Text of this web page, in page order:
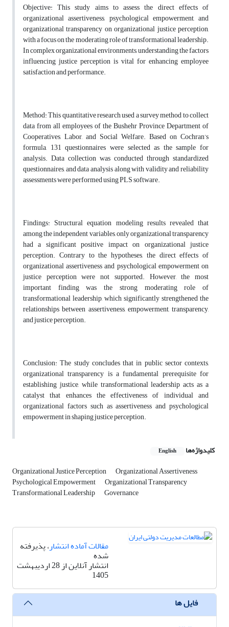
Objective: This study aims to assess the direct effects of
organizational assertiveness, psychological empowerment, and
organizational transparency on organizational justice perception,
with a focus on the moderating role of transformational leadership.
In complex organizational environments, understanding the factors
influencing justice perception is vital for enhancing employee
satisfaction and performance.
Method: This quantitative research used a survey method to collect
data from all employees of the Bushehr Province Department of
Cooperatives, Labor, and Social Welfare. Based on Cochran’s
formula, 131 questionnaires were selected as the sample for
analysis. Data collection was conducted through standardized
questionnaires, and data analysis along with validity and reliability
assessments were performed using PLS software.
Findings: Structural equation modeling results revealed that
among the independent variables, only organizational transparency
had a significant positive impact on organizational justice
perception. Contrary to the hypotheses, the direct effects of
organizational assertiveness and psychological empowerment on
justice perception were not supported. However, the most
important finding was the strong moderating role of
transformational leadership, which significantly strengthened the
relationships between assertiveness, empowerment, transparency,
and justice perception.
Conclusion: The study concludes that in public sector contexts,
organizational transparency is a fundamental prerequisite for
establishing justice, while transformational leadership acts as a
catalyst that enhances the effectiveness of individual and
organizational factors such as assertiveness and psychological
empowerment in shaping justice perception.
کلیدواژه‌ها English
Organizational Justice Perception Organizational Assertiveness
Psychological Empowerment Organizational Transparency
Transformational Leadership Governance
مقالات آماده انتشار، پذیرفته
شده
انتشار آنلاین از 28 اردیبهشت
1405
فایل ها